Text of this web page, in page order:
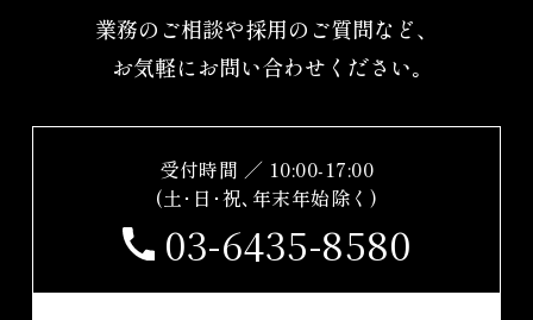
業務のご相談や採用のご質問など、
お気軽にお問い合わせください｡
受付時間 ／ 10:00-17:00
(土･日･祝､年末年始除く)
03-6435-8580